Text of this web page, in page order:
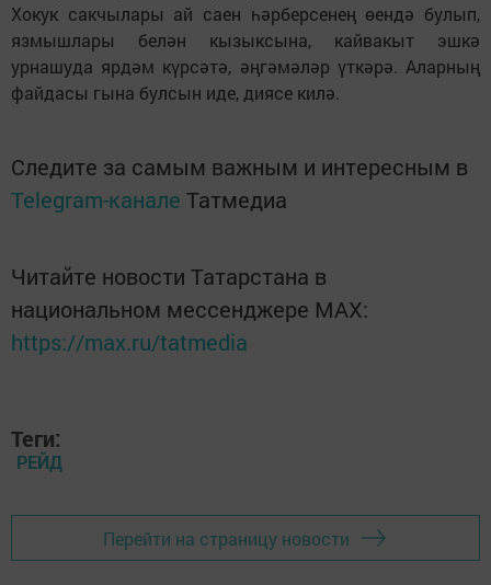
Хокук сакчылары ай саен һәрберсенең өендә булып,
язмышлары белән кызыксына, кайвакыт эшкә
урнашуда ярдәм күрсәтә, әңгәмәләр үткәрә. Аларның
файдасы гына булсын иде, диясе килә.
Следите за самым важным и интересным в
Telegram-канале Татмедиа
Читайте новости Татарстана в
национальном мессенджере MАХ:
https://max.ru/tatmedia
Теги:
РЕЙД
Перейти на страницу новости